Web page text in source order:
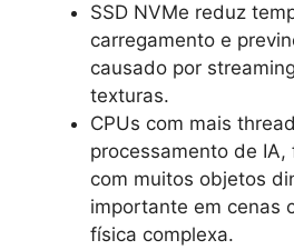
SSD NVMe reduz
carregamento e
causado por
texturas.
CPUs com mais
processamento de IA,
com muitos objetos
importante em cenas
física complexa.